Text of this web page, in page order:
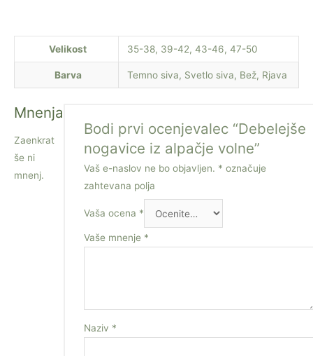
Velikost 35-38, 39-42, 43-46, 47-50
Barva Temno siva, Svetlo siva, Bež, Rjava
Mnenja
Zaenkrat
še ni
mnenj.
Bodi prvi ocenjevalec “Debelejše
nogavice iz alpačje volne”
Vaš e-naslov ne bo objavljen. * označuje
zahtevana polja
Vaša ocena *
Vaše mnenje *
Naziv *